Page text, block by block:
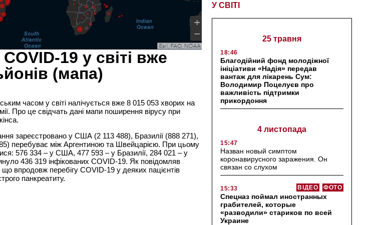
19 у світі вже
(мапа)
часом у світі налічується вже 8 015 053 хворих на
Про це свідчать дані мапи поширення вірусу при
зареєстровано у США (2 113 488), Бразилії (888 271),
перебуває між Аргентиною та Швейцарією. При цьому
576 334 – у США, 477 593 – у Бразилії, 284 021 – у
436 319 інфікованих COVID-19. Як повідомляв
впродовж перебігу COVID-19 у деяких пацієнтів
панкреатиту.
У СВІТІ
25 травня
18:46
Благодійний фонд молодіжної
ініціативи «Надія» передав
вантаж для лікарень Сум:
Володимир Поцелуєв про
важливість підтримки
прикордоння
4 листопада
15:47
Назван новый симптом
коронавирусного заражения. Он
связан со слухом
15:33 ФОТО
ВІДЕО
Спецназ поймал иностранных
грабителей, которые
«разводили» стариков по всей
Украине